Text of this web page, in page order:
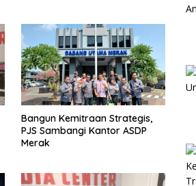
Bangun Kemitraan Strategis,
PJS Sambangi Kantor ASDP
Merak